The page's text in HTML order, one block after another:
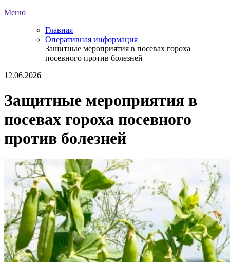
Меню
Главная
Оперативная информация
Защитные мероприятия в посевах гороха
посевного против болезней
12.06.2026
Защитные мероприятия в
посевах гороха посевного
против болезней